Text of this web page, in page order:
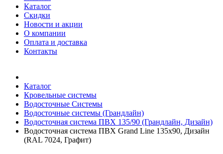
Каталог
Скидки
Новости и акции
О компании
Оплата и доставка
Контакты
Каталог
Кровельные системы
Водосточные Системы
Водосточные системы (Грандлайн)
Водосточная система ПВХ 135/90 (Грандлайн, Дизайн)
Водосточная система ПВХ Grand Line 135х90, Дизайн
(RAL 7024, Графит)